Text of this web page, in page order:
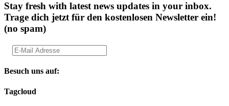
Stay fresh with latest news updates in your inbox.
Trage dich jetzt für den kostenlosen Newsletter ein!
(no spam)
Besuch uns auf:
Tagcloud